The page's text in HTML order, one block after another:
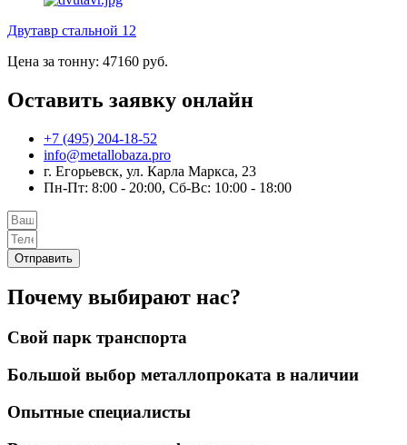
Двутавр стальной 12
Цена за тонну: 47160 руб.
Оставить заявку онлайн
+7 (495) 204-18-52
info@metallobaza.pro
г. Егорьевск, ул. Карла Маркса, 23
Пн-Пт: 8:00 - 20:00, Сб-Вс: 10:00 - 18:00
Отправить
Почему выбирают нас?
Свой парк транспорта
Большой выбор металлопроката в наличии
Опытные специалисты